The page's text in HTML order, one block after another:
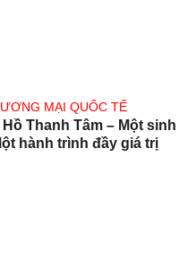
MẠI QUỐC TẾ
Thanh Tâm – Một sinh
Một hành trình đầy giá trị